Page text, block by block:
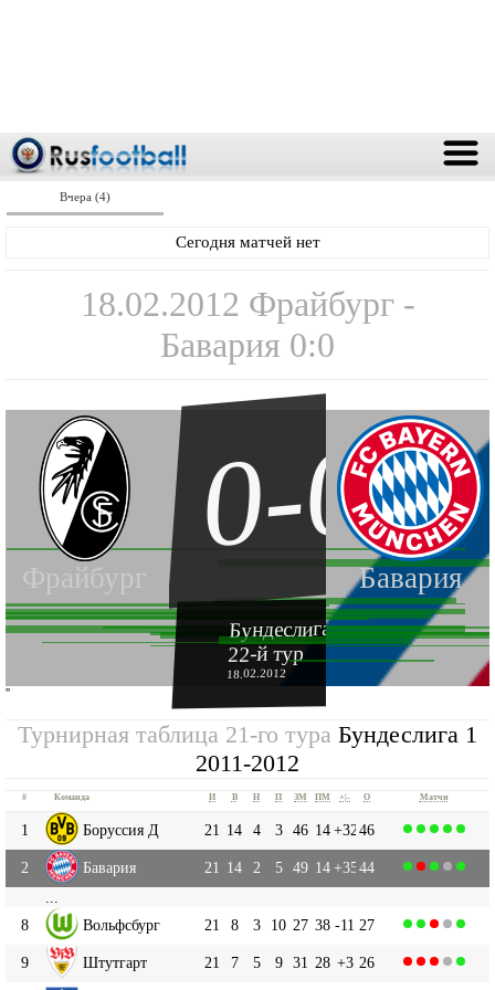
Вчера (4)
Сегодня матчей нет
18.02.2012 Фрайбург -
Бавария 0:0
Фрайбург Бавария
0-0
Бундеслига 1 2011-2012
22-й тур
18.02.2012
''
Турнирная таблица 21-го тура Бундеслига 1
2011-2012
# Команда И В Н П ЗМ ПМ +|- О Матчи
1 Боруссия Д 21 14 4 3 46 14+3246
2 Бавария 21 14 2 5 49 14+3544
8
Вольфсбург 21 8 3 10 27 38 -11 27
9 Штутгарт 21 7 5 9 31 28 +3 26